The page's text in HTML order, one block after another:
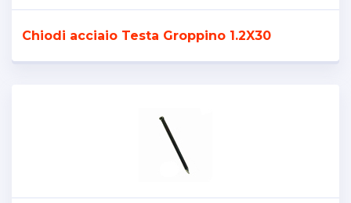
Chiodi acciaio Testa Groppino 1.2X30